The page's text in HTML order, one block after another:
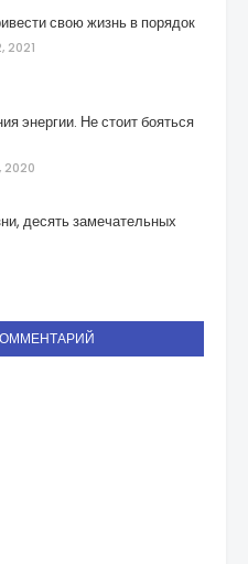
свою жизнь в порядок
2021
энергии. Не стоит бояться
2020
десять замечательных